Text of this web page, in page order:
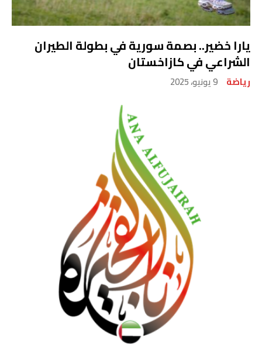
يارا خضير.. بصمة سورية في بطولة الطيران
الشراعي في كازاخستان
رياضة 9 يونيو، 2025